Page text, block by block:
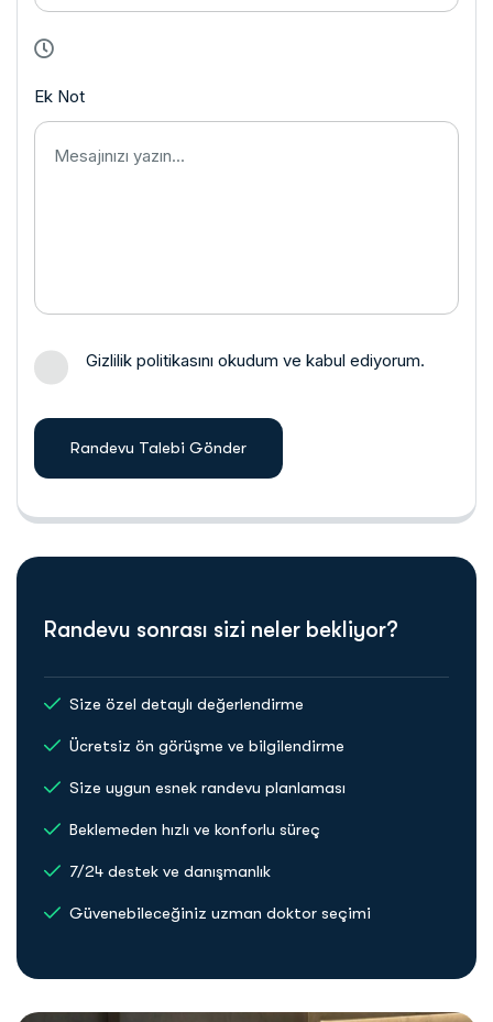
Ek Not
Gizlilik politikasını okudum ve kabul ediyorum.
Randevu Talebi Gönder
Randevu sonrası sizi neler bekliyor?
Size özel detaylı değerlendirme
Ücretsiz ön görüşme ve bilgilendirme
Size uygun esnek randevu planlaması
Beklemeden hızlı ve konforlu süreç
7/24 destek ve danışmanlık
Güvenebileceğiniz uzman doktor seçimi